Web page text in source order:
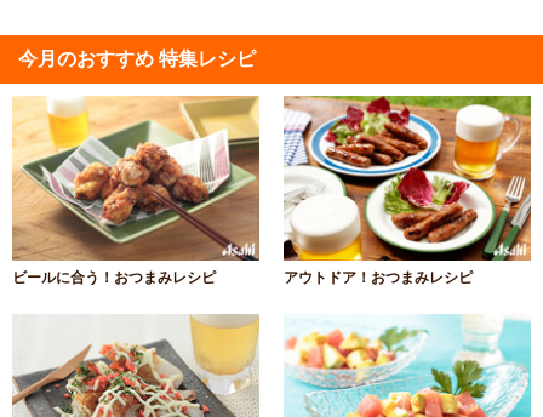
今月のおすすめ 特集レシピ
ビールに合う！おつまみレシピ アウトドア！おつまみレシピ